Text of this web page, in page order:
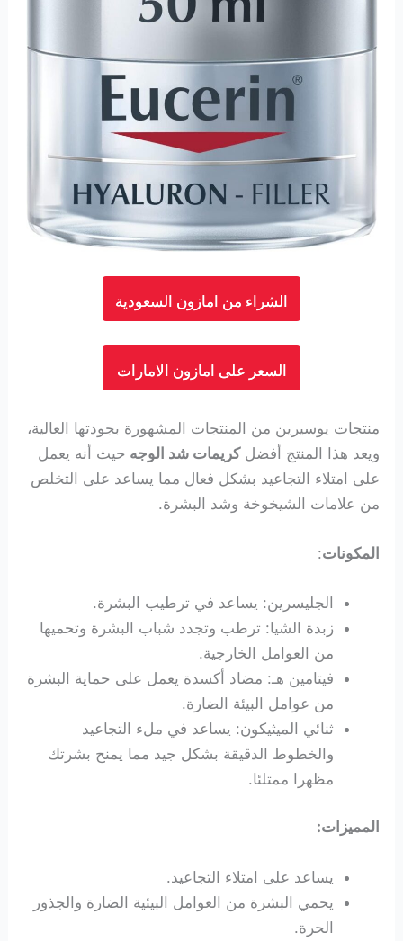
الشراء من امازون السعودية
السعر على امازون الامارات
منتجات يوسيرين من المنتجات المشهورة بجودتها العالية،
ويعد هذا المنتج أفضلكريمات شد الوجه حيث أنه يعمل
على امتلاء التجاعيد بشكل فعال مما يساعد على التخلص
من علامات الشيخوخة وشد البشرة.
المكونات:
الجليسرين: يساعد في ترطيب البشرة.
زبدة الشيا: ترطب وتجدد شباب البشرة وتحميها
من العوامل الخارجية.
فيتامين هـ: مضاد أكسدة يعمل على حماية البشرة
من عوامل البيئة الضارة.
ثنائي الميثيكون: يساعد في ملء التجاعيد
والخطوط الدقيقة بشكل جيد مما يمنح بشرتك
مظهرا ممتلئا.
المميزات:
يساعد على امتلاء التجاعيد.
يحمي البشرة من العوامل البيئية الضارة والجذور
الحرة.